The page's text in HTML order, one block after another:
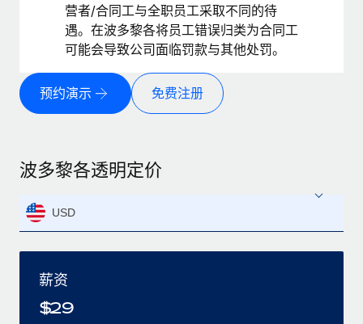
营者/合同工与全职员工采取不同的待
遇。在波多黎各将员工错误归类为合同工
可能会导致公司面临罚款与其他处罚。
预约演示 免费注册
波多黎各透明定价
USD
薪资
$29